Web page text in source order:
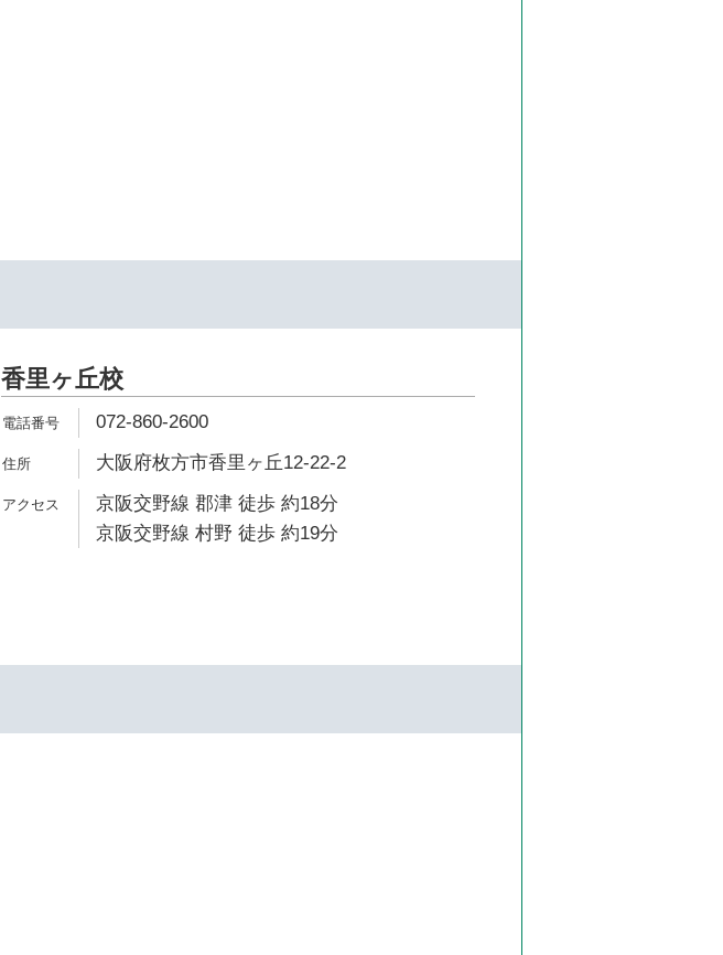
香里ヶ丘校
072-860-2600
大阪府枚方市香里ヶ丘12-22-2
京阪交野線 郡津 徒歩 約18分
京阪交野線 村野 徒歩 約19分